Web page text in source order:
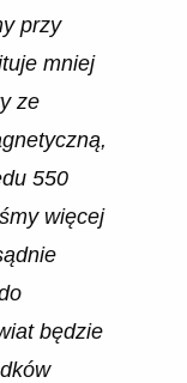
przy
mniej
ze
550
więcej
będzie